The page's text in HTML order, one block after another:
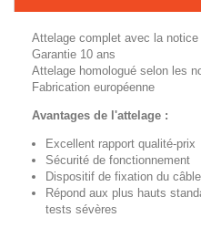
Attelage complet avec la notice
Garantie 10 ans
Attelage homologué selon les
Fabrication européenne
Avantages de l'attelage :
Excellent rapport qualité-prix
Sécurité de fonctionnement
Dispositif de fixation du
Répond aux plus hauts
tests sévères